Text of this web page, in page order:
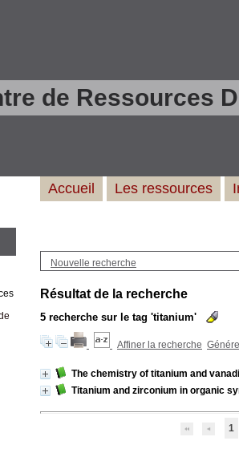
de Ressources
Nouvelle recherche
Résultat de la recherche
5 recherche sur le tag 'titanium'
Affiner la recherche
The chemistry of titanium and
Titanium and zirconium in organic
1
Accueil Les ressources